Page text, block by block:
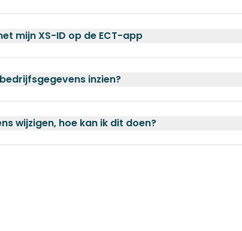
mijn XS-ID op de ECT-app
inzien?
wijzigen, hoe kan ik dit doen?